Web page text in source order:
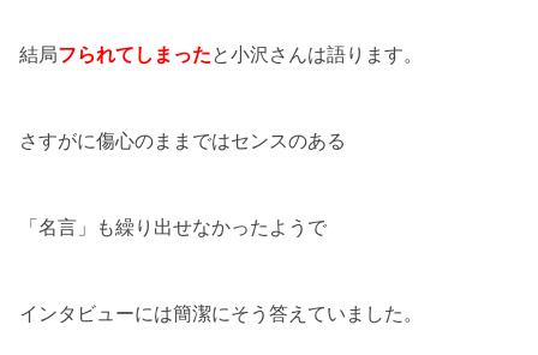
結局フられてしまったと小沢さんは語ります。
さすがに傷心のままではセンスのある
「名言」も繰り出せなかったようで
インタビューには簡潔にそう答えていました。